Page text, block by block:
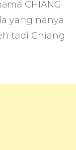
Mai,
a
Holiday
CHIANG
yang nanya
tadi Chiang